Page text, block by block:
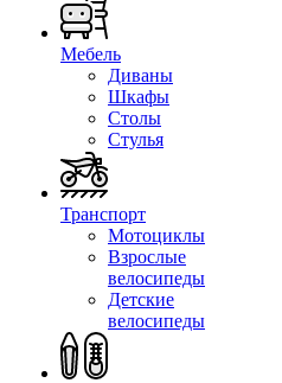
Мебель
Диваны
Шкафы
Столы
Стулья
Транспорт
Мотоциклы
Взрослые
велосипеды
Детские
велосипеды